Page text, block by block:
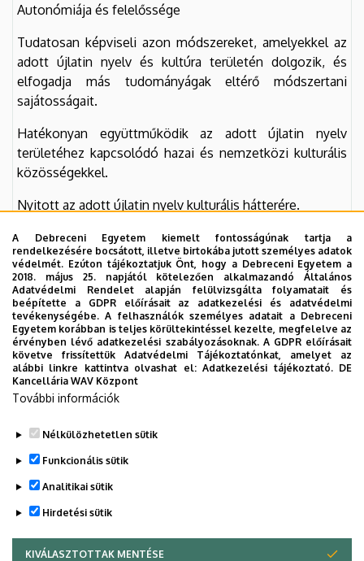
Autonómiája és felelőssége
Tudatosan képviseli azon módszereket, amelyekkel az
adott újlatin nyelv és kultúra területén dolgozik, és
elfogadja más tudományágak eltérő módszertani
sajátosságait.
Hatékonyan együttműködik az adott újlatin nyelv
területéhez kapcsolódó hazai és nemzetközi kulturális
közösségekkel.
Nyitott az adott újlatin nyelv kulturális hátterére.
Tantárgy felelőse(név, beosztás, tud. fokozat): dr.
Madarász Imre habilitált egyetemi docens, CSc
Tantárgy oktatásába bevont oktató(k),ha van(nak)
(név, beosztás, tud. fokozat): dr. Puskás István
habilitált egyetemi adjunktus, PhD
Legutóbbi frissítés: 2023. 10. 16. 15:42
A Debreceni Egyetem kiemelt fontosságúnak tartja a
rendelkezésére bocsátott, illetve birtokába jutott személyes adatok
védelmét. Ezúton tájékoztatjuk Önt, hogy a Debreceni Egyetem a
2018. május 25. napjától kötelezően alkalmazandó Általános
Adatvédelmi Rendelet alapján felülvizsgálta folyamatait és
beépítette a GDPR előírásait az adatkezelési és adatvédelmi
tevékenységébe. A felhasználók személyes adatait a Debreceni
Egyetem korábban is teljes körültekintéssel kezelte, megfelelve az
érvényben lévő adatkezelési szabályozásoknak. A GDPR előírásait
követve frissítettük Adatvédelmi Tájékoztatónkat, amelyet az
alábbi linkre kattintva olvashat el:Adatkezelési tájékoztató. DE
Kancellária WAV Központ
További információk
Nélkülözhetetlen sütik
Funkcionális sütik
Analitikai sütik
Hirdetési sütik
KIVÁLASZTOTTAK MENTÉSE
WITHDRAW CONSENT